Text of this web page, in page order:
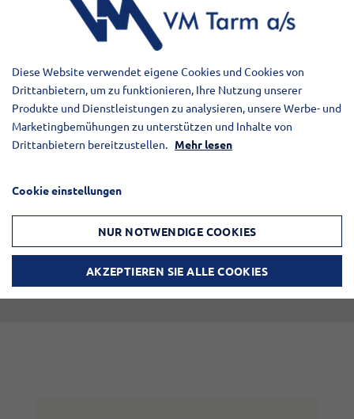
TILLAD COOKIES
LÆS MERE OM COOKIES
Diese Website verwendet eigene Cookies und Cookies von
Drittanbietern, um zu funktionieren, Ihre Nutzung unserer
Produkte und Dienstleistungen zu analysieren, unsere Werbe- und
Marketingbemühungen zu unterstützen und Inhalte von
Drittanbietern bereitzustellen. Mehr lesen
Cookie einstellungen
NUR NOTWENDIGE COOKIES
AKZEPTIEREN SIE ALLE COOKIES